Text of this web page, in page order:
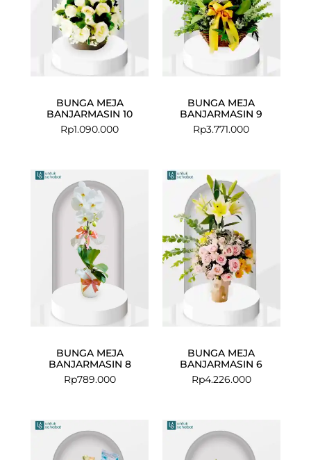
BUNGA MEJA
BANJARMASIN 10
Rp1.090.000
BUNGA MEJA
BANJARMASIN 9
Rp3.771.000
BUNGA MEJA
BANJARMASIN 8
Rp789.000
BUNGA MEJA
BANJARMASIN 6
Rp4.226.000